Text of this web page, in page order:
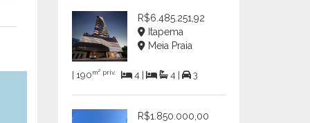
R$6.485.251,92
Itapema
Meia Praia
| 190m² priv. 4 | 4 | 3
R$1.850.000,00